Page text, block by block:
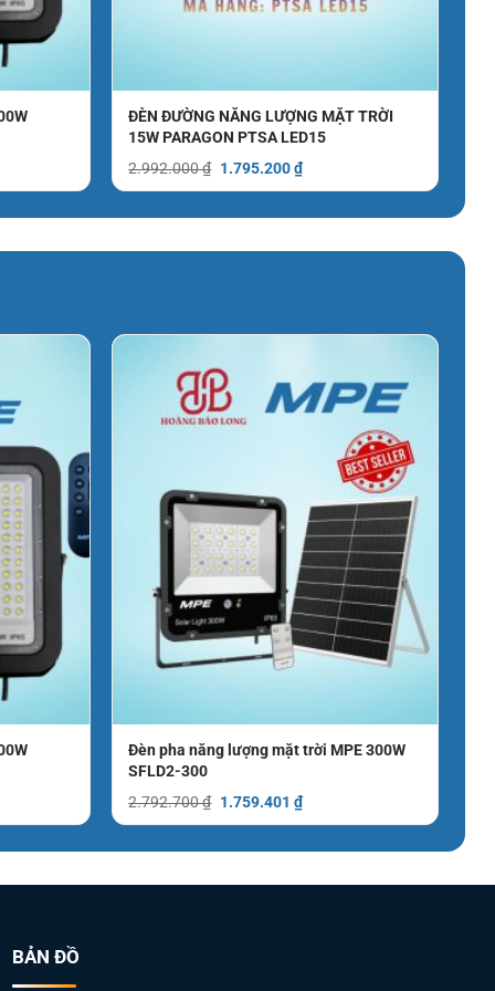
ĐÈN ĐƯỜNG NĂNG LƯỢNG MẶT TRỜI
15W PARAGON PTSA LED15
2.992.000₫ Giá
2.992.000 ₫.
1.795.200₫Giá
hiện
là:
Đèn pha năng lượng mặt trời MPE 300W
SFLD2-300
2.792.700₫ Giá
2.792.700 ₫.
1.759.401 ₫Giá
hiện
là:
BẢN ĐỒ